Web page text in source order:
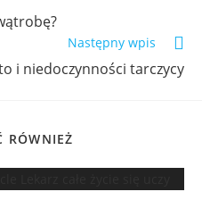
Następny wpis
i niedoczynności tarczycy
RÓWNIEŻ